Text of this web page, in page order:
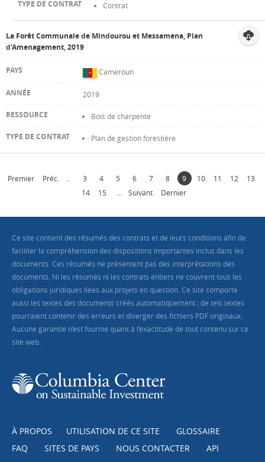
Contrat
La Forêt Communale de Mindourou et Messamena, Plan
d'Amenagement, 2019
Cameroun
2019
Bois de charpente
Plan de gestion forestière
Premier Préc. 3 4 5 6 7 8 9 10 11 12
13
14
15 Suivant Dernier
Ce site contient des résumés des contrats et de leurs conditions afin de
faciliter la compréhension des dispositions importantes inclus dans les
documents. Ces résumés ne présentent pas des interprétations des
documents. Ni les résumés ni les contrats entiers ne couvrent tous les
obligations juridiques liées aux projets en question. Ce site comporte
aussi les textes des documents créés automatiquement ; de tels textes
pourraient contenir des erreurs et diverger des fichiers PDF originaux.
Aucune garantie n’est fournie quant à l’exactitude de tout contenu sur ce
site web.
À PROPOS UTILISATION DE CE SITE
GLOSSAIRE
FAQ
SITES DE PAYS NOUS CONTACTER API